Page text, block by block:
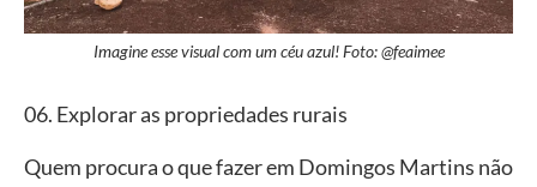
Imagine esse visual com um céu azul! Foto: @feaimee
06. Explorar as propriedades rurais
Quem procura o que fazer em Domingos Martins não